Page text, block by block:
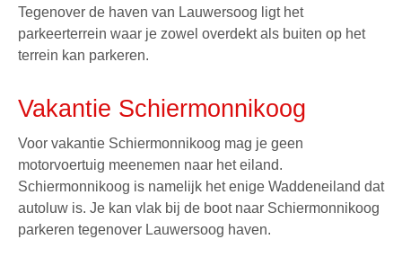
Tegenover de haven van Lauwersoog ligt het
parkeerterrein waar je zowel overdekt als buiten op het
terrein kan parkeren.
Vakantie Schiermonnikoog
Voor vakantie Schiermonnikoog mag je geen
motorvoertuig meenemen naar het eiland.
Schiermonnikoog is namelijk het enige Waddeneiland dat
autoluw is. Je kan vlak bij de boot naar Schiermonnikoog
parkeren tegenover Lauwersoog haven.